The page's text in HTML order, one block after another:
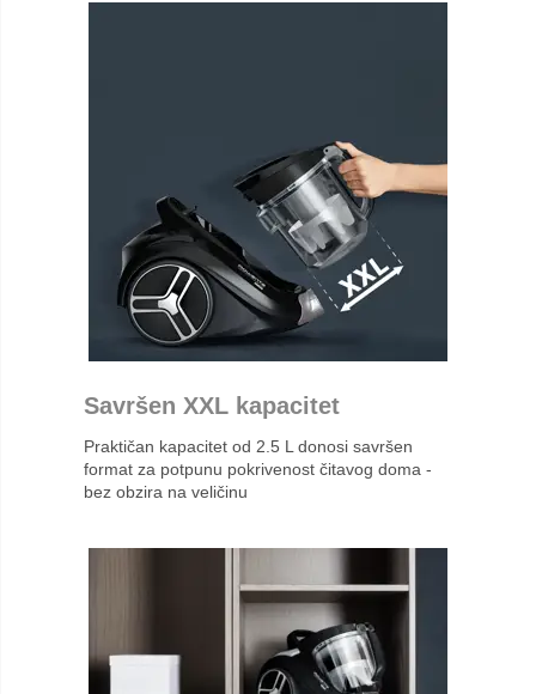
Savršen XXL kapacitet
Praktičan kapacitet od 2.5 L donosi savršen
format za potpunu pokrivenost čitavog doma -
bez obzira na veličinu